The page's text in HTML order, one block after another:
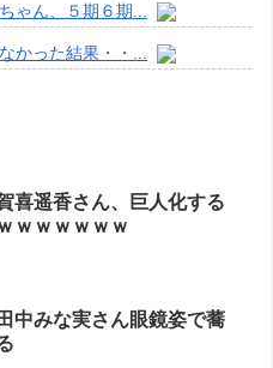
ゃん、５期６期...
かった結果・・...
喜遥香さん、巨人化する
ｗｗｗｗｗｗ
中みな実さん眼鏡姿で蕎